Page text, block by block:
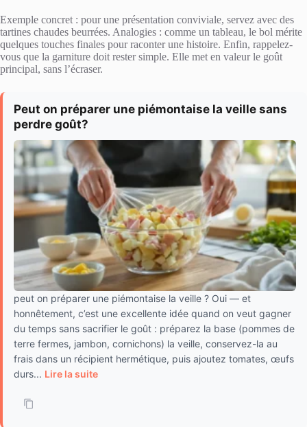
Exemple concret : pour une présentation conviviale, servez avec des
tartines chaudes beurrées. Analogies : comme un tableau, le bol mérite
quelques touches finales pour raconter une histoire. Enfin, rappelez-
vous que la garniture doit rester simple. Elle met en valeur le goût
principal, sans l’écraser.
Peut on préparer une piémontaise la veille sans
perdre goût?
peut on préparer une piémontaise la veille ? Oui — et
honnêtement, c’est une excellente idée quand on veut gagner
du temps sans sacrifier le goût : préparez la base (pommes de
terre fermes, jambon, cornichons) la veille, conservez-la au
frais dans un récipient hermétique, puis ajoutez tomates, œufs
durs... Lire la suite